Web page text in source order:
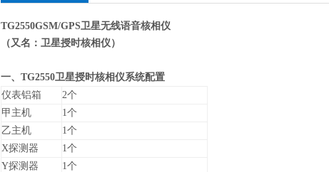
TG2550GSM/GPS卫星无线语音核相仪
（又名：卫星授时核相仪）
一、TG2550卫星授时核相仪系统配置
仪表铝箱
2个
甲主机
1个
乙主机
1个
X探测器
1个
Y探测器
1个